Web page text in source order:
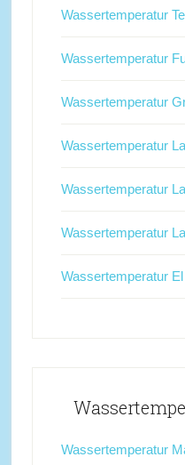
Wassertemperatur
Wassertemperatur
Wassertemperatur
Wassertemperatur
Wassertemperatur
Wassertemperatur
Wassertemperatur
Wassertemperatur